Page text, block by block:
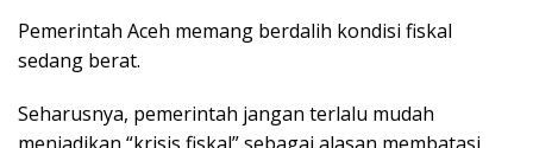
Pemerintah Aceh memang berdalih kondisi fiskal
sedang berat.
Seharusnya, pemerintah jangan terlalu mudah